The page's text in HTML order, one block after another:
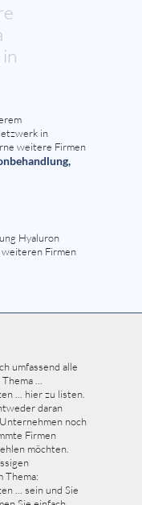
in
weitere Firmen
Hyaluron
Firmen
umfassend alle
...
... hier zu listen.
daran
noch
Firmen
möchten.
Thema:
... sein und Sie